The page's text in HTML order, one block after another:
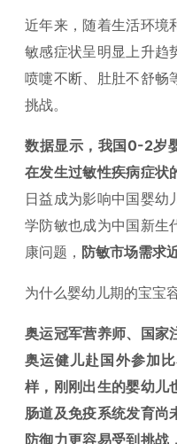
近年来，随着生活环境
敏感症状呈明显上升趋
喷嚏不断、肚肚不舒畅
挑战。
数据显示，我国0-2岁
在发生过敏性疾病症
日益成为影响中国婴幼
学防敏也成为中国新生
康问题， 防敏市场需求
为什么婴幼儿期的宝宝
奥运冠军营养师、国家
奥运健儿赴国外参加
样，刚刚出生的婴幼儿
肠道及免疫系统发育尚
防御力更容易受到挑战